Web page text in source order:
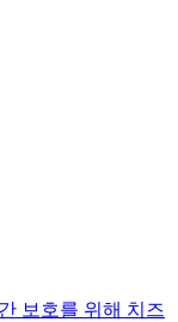
보호를 위해 치즈